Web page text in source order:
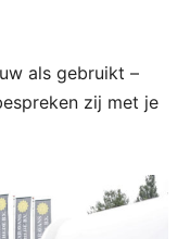
als gebruikt –
zij met je